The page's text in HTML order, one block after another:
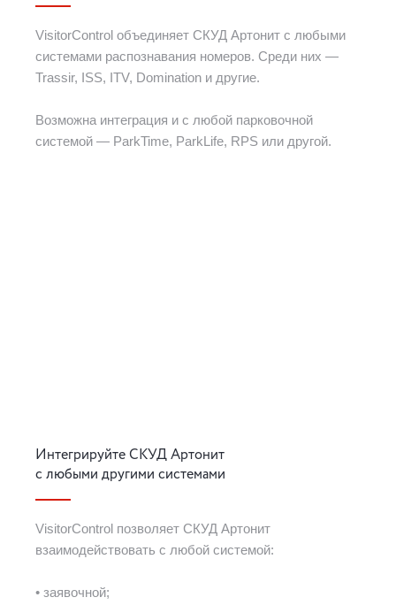
VisitorControl объединяет СКУД Артонит с любыми
системами распознавания номеров. Среди них —
Trassir, ISS, ITV, Domination и другие.
Возможна интеграция и с любой парковочной
системой — ParkTime, ParkLife, RPS или другой.
Интегрируйте СКУД Артонит
с любыми другими системами
VisitorControl позволяет СКУД Артонит
взаимодействовать с любой системой:
• заявочной;